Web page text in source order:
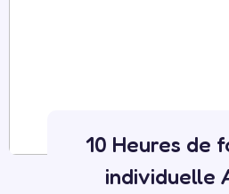
10 Heures de
individuelle